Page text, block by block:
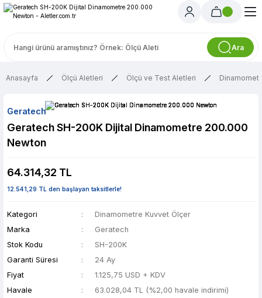
Ara
Anasayfa Ölçü Aletleri Ölçü ve Test Aletleri
Geratech
Geratech SH-200K Dijital Dinamometre 200.000
Newton
64.314,32 TL
12.541,29 TL den başlayan taksitlerle!
Kategori
Dinamometre Kuvvet Ölçer
Marka
Geratech
Stok Kodu
SH-200K
Garanti Süresi
24 Ay
Fiyat
1.125,75 USD + KDV
Havale
63.028,04 TL (%2,00 havale indirimi)